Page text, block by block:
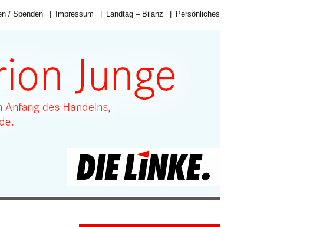
/ Spenden Impressum Landtag – Bilanz Persönliches